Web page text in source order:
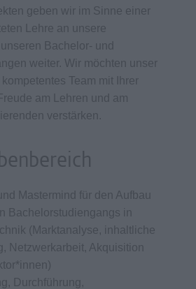
geben wir im Sinne einer
Lehre an unsere
Bachelor- und
weiter. Wir möchten unser
Team mit Ihrer
am Lehren und am
verstärken.
Mastermind für den Aufbau
Bachelorstudiengangs in
(Marktanalyse, inhaltliche
Netzwerkarbeit, Akquisition
Durchführung,